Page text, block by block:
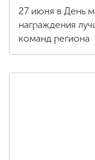
27 июня в День
награждения
команд региона